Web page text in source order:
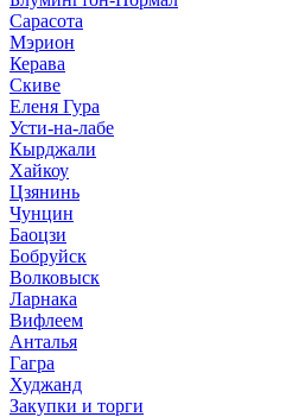
Сарасота
Мэрион
Керава
Скиве
Еленя Гура
Усти-на-лабе
Кырджали
Хайкоу
Цзянинь
Чунцин
Баоцзи
Бобруйск
Волковыск
Ларнака
Вифлеем
Анталья
Гагра
Худжанд
Закупки и торги